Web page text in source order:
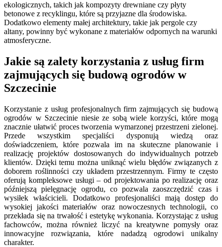
ekologicznych, takich jak kompozyty drewniane czy płyty
betonowe z recyklingu, które są przyjazne dla środowiska.
Dodatkowo elementy małej architektury, takie jak pergole czy
altany, powinny być wykonane z materiałów odpornych na warunki
atmosferyczne.
Jakie są zalety korzystania z usług firm
zajmujących się budową ogrodów w
Szczecinie
Korzystanie z usług profesjonalnych firm zajmujących się budową
ogrodów w Szczecinie niesie ze sobą wiele korzyści, które mogą
znacznie ułatwić proces tworzenia wymarzonej przestrzeni zielonej.
Przede wszystkim specjaliści dysponują wiedzą oraz
doświadczeniem, które pozwala im na skuteczne planowanie i
realizację projektów dostosowanych do indywidualnych potrzeb
klientów. Dzięki temu można uniknąć wielu błędów związanych z
doborem roślinności czy układem przestrzennym. Firmy te często
oferują kompleksowe usługi – od projektowania po realizację oraz
późniejszą pielęgnację ogrodu, co pozwala zaoszczędzić czas i
wysiłek właścicieli. Dodatkowo profesjonaliści mają dostęp do
wysokiej jakości materiałów oraz nowoczesnych technologii, co
przekłada się na trwałość i estetykę wykonania. Korzystając z usług
fachowców, można również liczyć na kreatywne pomysły oraz
innowacyjne rozwiązania, które nadadzą ogrodowi unikalny
charakter.